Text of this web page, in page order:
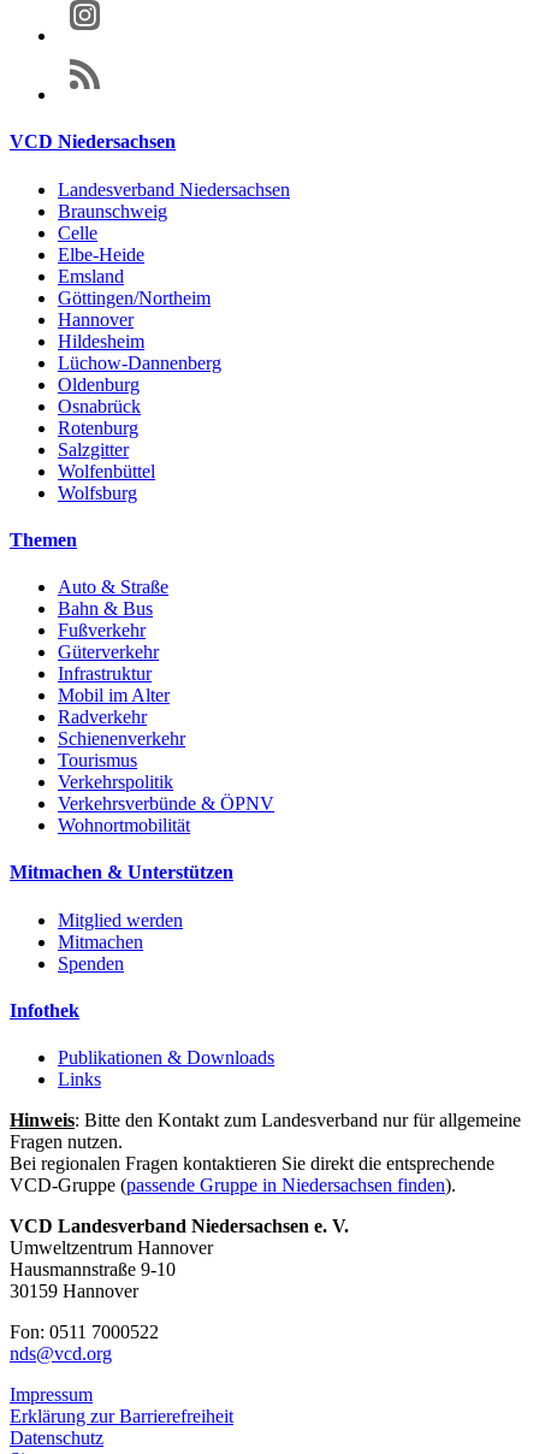
VCD Niedersachsen
Landesverband Niedersachsen
Braunschweig
Celle
Elbe-Heide
Emsland
Göttingen/Northeim
Hannover
Hildesheim
Lüchow-Dannenberg
Oldenburg
Osnabrück
Rotenburg
Salzgitter
Wolfenbüttel
Wolfsburg
Themen
Auto & Straße
Bahn & Bus
Fußverkehr
Güterverkehr
Infrastruktur
Mobil im Alter
Radverkehr
Schienenverkehr
Tourismus
Verkehrspolitik
Verkehrsverbünde & ÖPNV
Wohnortmobilität
Mitmachen & Unterstützen
Mitglied werden
Mitmachen
Spenden
Infothek
Publikationen & Downloads
Links
Hinweis: Bitte den Kontakt zum Landesverband nur für allgemeine
Fragen nutzen.
Bei regionalen Fragen kontaktieren Sie direkt die entsprechende
VCD-Gruppe (passende Gruppe in Niedersachsen finden).
VCD Landesverband Niedersachsen e. V.
Umweltzentrum Hannover
Hausmannstraße 9-10
30159 Hannover
Fon: 0511 7000522
nds@vcd.org
Impressum
Erklärung zur Barrierefreiheit
Datenschutz